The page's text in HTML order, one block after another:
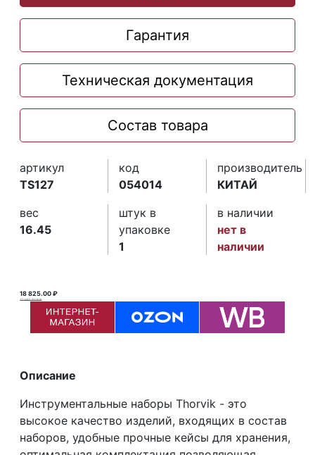
Гарантия
Техническая документация
Состав товара
артикул
TS127
код
054014
производитель
КИТАЙ
вес
16.45
штук в
упаковке
1
в наличии
нет в
наличии
18 825.00 ₽
37 685.80 ₽ ₽
Описание
Инструментальные наборы Thorvik - это
высокое качество изделий, входящих в состав
наборов, удобные прочные кейсы для хранения,